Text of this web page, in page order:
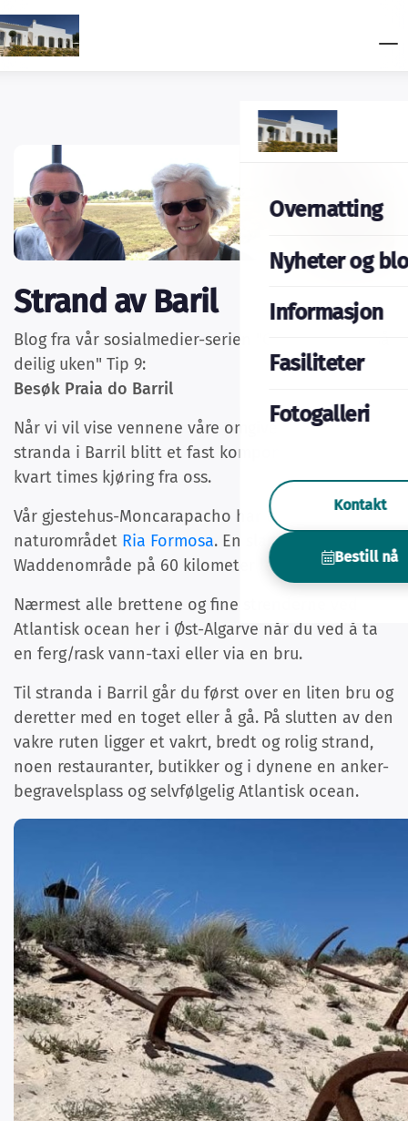
Overnatting
Nyheter og
Informasjon
Fasiliteter
Fotogalleri
Kontakt
Bestill nå
Strand av Baril
Blog fra vår sosialmedier-serien "Onsdag bryter så
deilig uken" Tip 9:
Besøk Praia do Barril
Når vi vil vise vennene våre omgivelsene her, er
stranda i Barril blitt et fast komponent, ca. en
kvart times kjøring fra oss.
Vår gjestehus-Moncarapacho har utsikt over
naturområdet Ria Formosa. En slags
Waddenområde på 60 kilometer lang!
Nærmest alle brettene og fine strenderne ved
Atlantisk ocean her i Øst-Algarve når du ved å ta
en ferg/rask vann-taxi eller via en bru.
Til stranda i Barril går du først over en liten bru og
deretter med en toget eller å gå. På slutten av den
vakre ruten ligger et vakrt, bredt og rolig strand,
noen restauranter, butikker og i dynene en anker-
begravelsplass og selvfølgelig Atlantisk ocean.